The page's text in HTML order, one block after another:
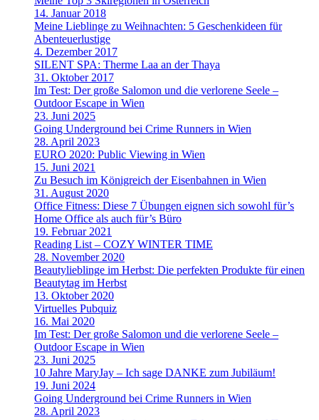
14. Januar 2018
Meine Lieblinge zu Weihnachten: 5 Geschenkideen für
Abenteuerlustige
4. Dezember 2017
SILENT SPA: Therme Laa an der Thaya
31. Oktober 2017
Im Test: Der große Salomon und die verlorene Seele –
Outdoor Escape in Wien
23. Juni 2025
Going Underground bei Crime Runners in Wien
28. April 2023
EURO 2020: Public Viewing in Wien
15. Juni 2021
Zu Besuch im Königreich der Eisenbahnen in Wien
31. August 2020
Office Fitness: Diese 7 Übungen eignen sich sowohl für’s
Home Office als auch für’s Büro
19. Februar 2021
Reading List – COZY WINTER TIME
28. November 2020
Beautylieblinge im Herbst: Die perfekten Produkte für einen
Beautytag im Herbst
13. Oktober 2020
Virtuelles Pubquiz
16. Mai 2020
Im Test: Der große Salomon und die verlorene Seele –
Outdoor Escape in Wien
23. Juni 2025
10 Jahre MaryJay – Ich sage DANKE zum Jubiläum!
19. Juni 2024
Going Underground bei Crime Runners in Wien
28. April 2023